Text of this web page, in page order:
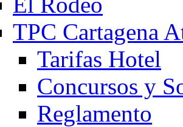
TPC Cartagena
Tarifas Hotel
Concursos y
Reglamento